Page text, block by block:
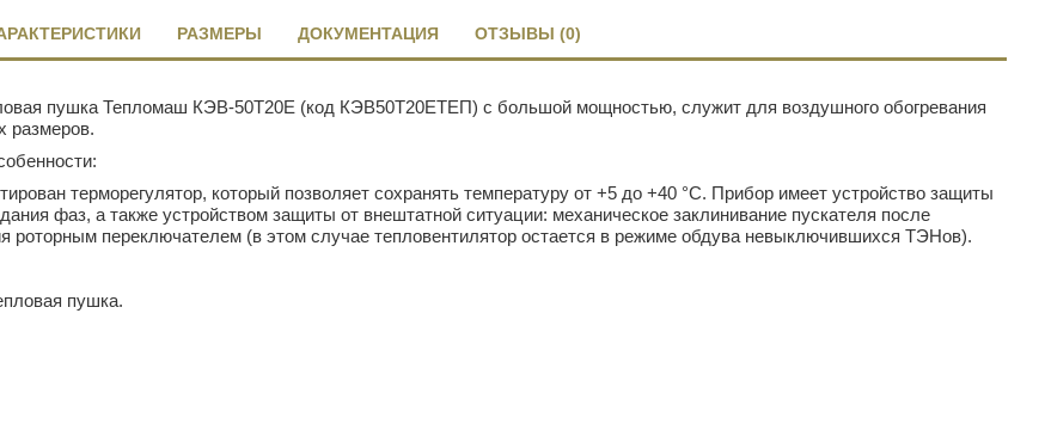
РАЗМЕРЫ ДОКУМЕНТАЦИЯ ОТЗЫВЫ (0)
пушка Тепломаш КЭВ-50Т20Е (код КЭВ50Т20ЕТЕП) с большой мощностью, служит для воздушного обогревания
размеров.
терморегулятор, который позволяет сохранять температуру от +5 до +40 °C. Прибор имеет устройство защиты
фаз, а также устройством защиты от внештатной ситуации: механическое заклинивание пускателя после
роторным переключателем (в этом случае тепловентилятор остается в режиме обдува невыключившихся ТЭНов).
пушка.